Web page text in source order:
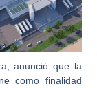
, anunció que la
como finalidad